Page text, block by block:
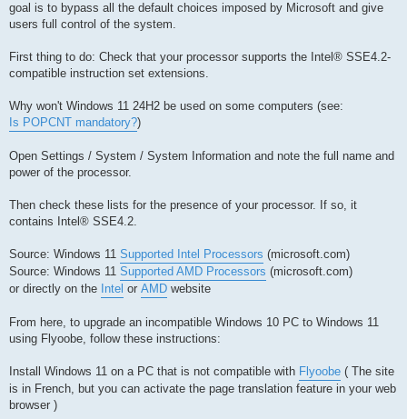
goal is to bypass all the default choices imposed by Microsoft and give
users full control of the system.
First thing to do: Check that your processor supports the Intel® SSE4.2-
compatible instruction set extensions.
Why won't Windows 11 24H2 be used on some computers (see:
Is POPCNT mandatory?)
Open Settings / System / System Information and note the full name and
power of the processor.
Then check these lists for the presence of your processor. If so, it
contains Intel® SSE4.2.
Source: Windows 11 Supported Intel Processors (microsoft.com)
Source: Windows 11 Supported AMD Processors (microsoft.com)
or directly on the Intel or AMD website
From here, to upgrade an incompatible Windows 10 PC to Windows 11
using Flyoobe, follow these instructions:
Install Windows 11 on a PC that is not compatible with Flyoobe ( The site
is in French, but you can activate the page translation feature in your web
browser )